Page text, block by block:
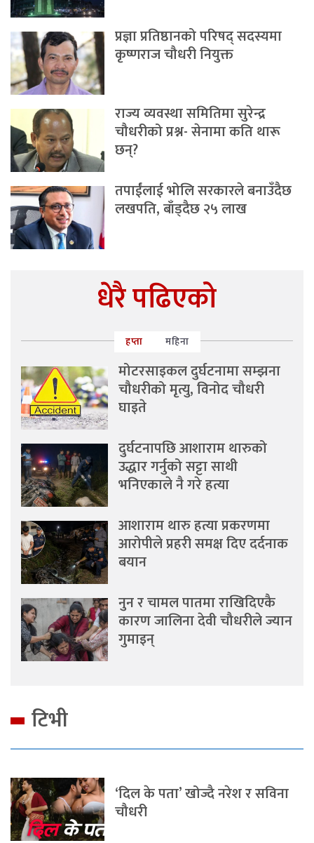
प्रज्ञा प्रतिष्ठानको परिषद् सदस्यमा
कृष्णराज चौधरी नियुक्त
राज्य व्यवस्था समितिमा सुरेन्द्र
चौधरीको प्रश्न- सेनामा कति थारू
छन्?
तपाईंलाई भोलि सरकारले बनाउँदैछ
लखपति, बाँड्दैछ २५ लाख
धेरै पढिएको
हप्ता महिना
मोटरसाइकल दुर्घटनामा सम्झना
चौधरीको मृत्यु, विनोद चौधरी
घाइते
दुर्घटनापछि आशाराम थारुको
उद्धार गर्नुको सट्टा साथी
भनिएकाले नै गरे हत्या
आशाराम थारु हत्या प्रकरणमा
आरोपीले प्रहरी समक्ष दिए दर्दनाक
बयान
नुन र चामल पातमा राखिदिएकै
कारण जालिना देवी चौधरीले ज्यान
गुमाइन्
टिभी
‘दिल के पता’ खोज्दै नरेश र सविना
चौधरी